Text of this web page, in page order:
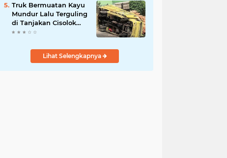
Edukasi Pertanian
Modern di Sukabumi
Truk Bermuatan Kayu
Mundur Lalu Terguling
di Tanjakan Cisolok
Sukabumi, Polisi:
Menanjak
Lihat Selengkapnya